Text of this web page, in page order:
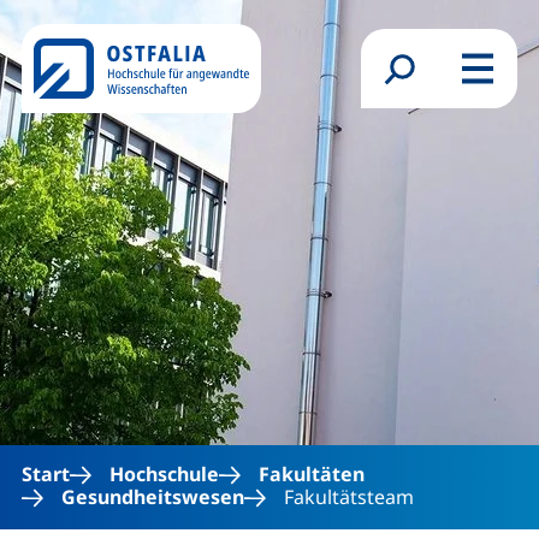
Direkt zum Inhalt
Suchformular
Menü
Start Hochschule
Fakultäten
Gesundheitswesen
Fakultätsteam